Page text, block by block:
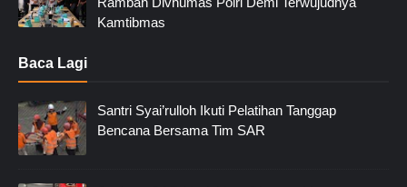
Kamtibmas
Baca Lagi
Santri Syai’rulloh Ikuti Pelatihan Tanggap
Bencana Bersama Tim SAR